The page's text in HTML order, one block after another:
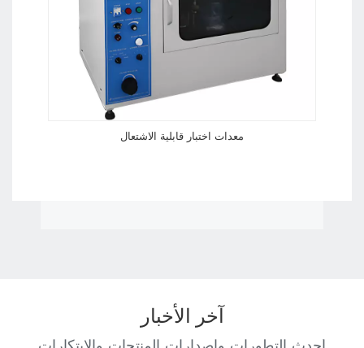
معدات اختبار قابلية الاشتعال
آخر الأخبار